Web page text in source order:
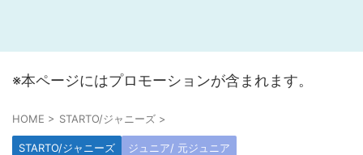
※本ページにはプロモーションが含まれます。
HOME > STARTO/ジャニーズ >
STARTO/ジャニーズ ジュニア/ 元ジュニア